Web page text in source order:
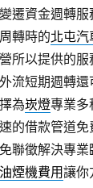
遷資金週轉服
轉時的北屯汽
所以提供的
流短期週轉還
為崁燈專業多
的借款管道免
聯徵解決專
煙機費用讓你